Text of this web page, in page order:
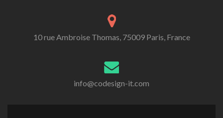
10 rue Ambroise Thomas, 75009 Paris, France
info@codesign-it.com